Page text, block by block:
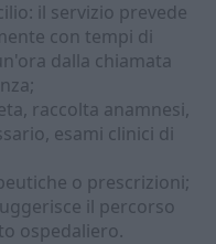
il servizio prevede
con tempi di
dalla chiamata
raccolta anamnesi,
esami clinici di
o prescrizioni;
il percorso
ospedaliero.